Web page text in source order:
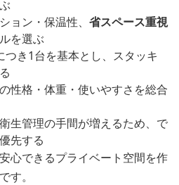
ョン・保温性、 省スペース重視
を選ぶ
つき1台を基本とし、スタッキ
性格・体重・使いやすさを総合
生管理の手間が増えるため、で
先する
心できるプライベート空間を作
す。